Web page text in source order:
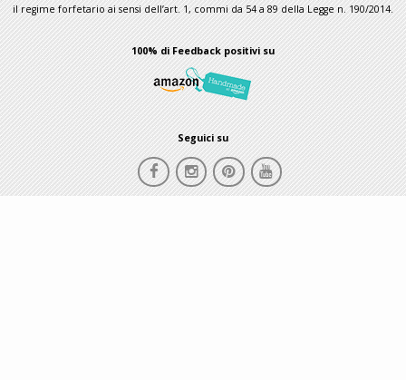
il regime forfetario ai sensi dell’art. 1, commi da 54 a 89 della Legge n. 190/2014.
100% di Feedback positivi su
Seguici su